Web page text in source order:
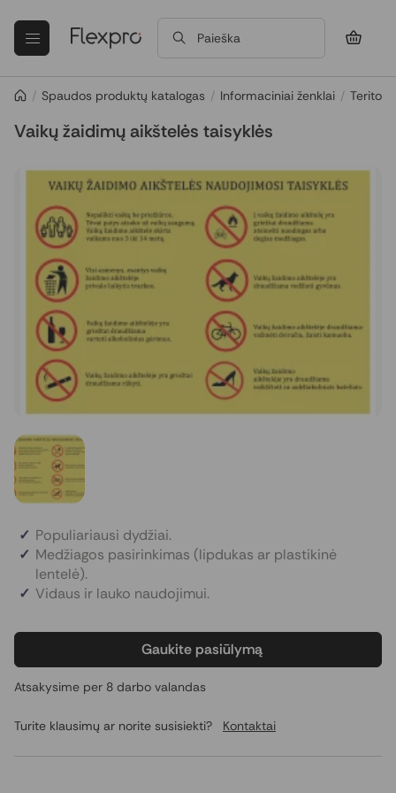
Paieška
/ Spaudos produktų katalogas / Informaciniai ženklai /
Vaikų žaidimų aikštelės taisyklės
Populiariausi dydžiai.
Medžiagos pasirinkimas (lipdukas ar plastikinė
lentelė).
Vidaus ir lauko naudojimui.
Gaukite pasiūlymą
Atsakysime per 8 darbo valandas
Turite klausimų ar norite susisiekti? Kontaktai